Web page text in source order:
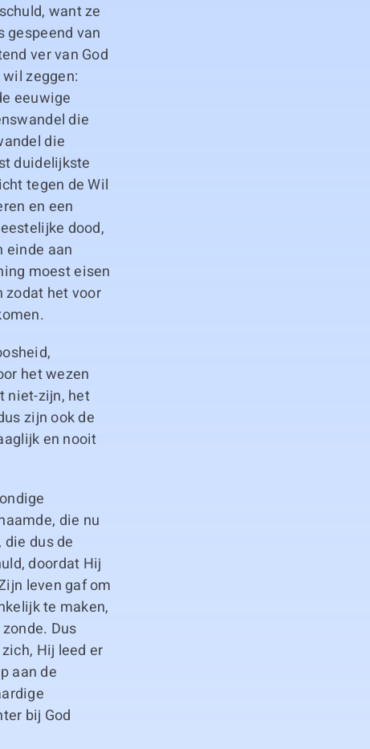
want ze
gespeend van
ver van God
zeggen:
eeuwige
die
die
duidelijkste
tegen de Wil
en een
dood,
einde aan
moest eisen
zodat het voor
het wezen
niet-zijn, het
zijn ook de
en nooit
die nu
dus de
doordat Hij
leven gaf om
te maken,
Dus
Hij leed er
aan de
bij God